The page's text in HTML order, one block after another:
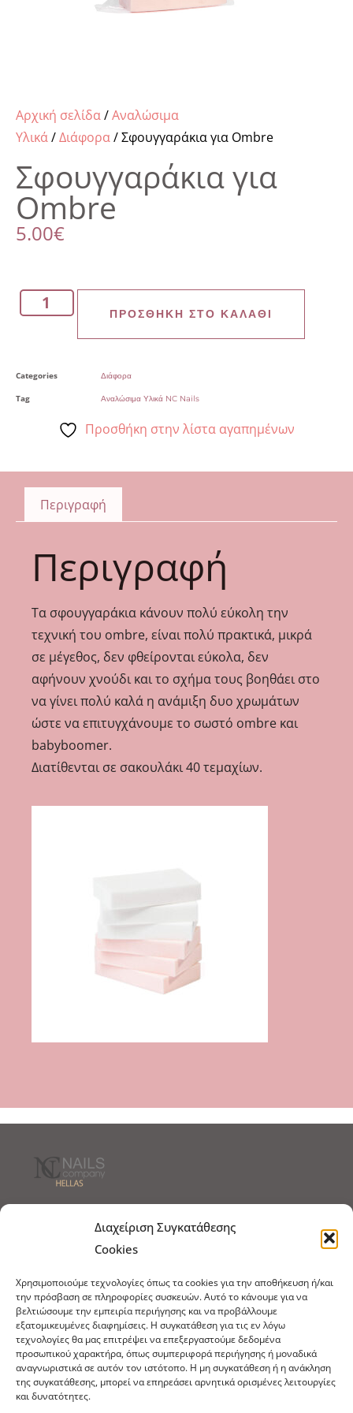
Διαχείριση Συγκατάθεσης
Cookies
Χρησιμοποιούμε τεχνολογίες όπως τα cookies για την αποθήκευση ή/και
την πρόσβαση σε πληροφορίες συσκευών. Αυτό το κάνουμε για να
βελτιώσουμε την εμπειρία περιήγησης και να προβάλλουμε
εξατομικευμένες διαφημίσεις. Η συγκατάθεση για τις εν λόγω
τεχνολογίες θα μας επιτρέψει να επεξεργαστούμε δεδομένα
προσωπικού χαρακτήρα, όπως συμπεριφορά περιήγησης ή μοναδικά
αναγνωριστικά σε αυτόν τον ιστότοπο. Η μη συγκατάθεση ή η ανάκληση
της συγκατάθεσης, μπορεί να επηρεάσει αρνητικά ορισμένες λειτουργίες
και δυνατότητες.
Αρχική σελίδα/Αναλώσιμα
Υλικά/Διάφορα/ Σφουγγαράκια για Ombre
Σφουγγαράκια για
Ombre
5.00€
ΠΡΟΣΘΉΚΗ ΣΤΟ ΚΑΛΆΘΙ
Categories Διάφορα
Tag Αναλώσιμα Υλικά NC Nails
Προσθήκη στην λίστα αγαπημένων
Περιγραφή
Περιγραφή
Τα σφουγγαράκια κάνουν πολύ εύκολη την
τεχνική του ombre, είναι πολύ πρακτικά, μικρά
σε μέγεθος, δεν φθείρονται εύκολα, δεν
αφήνουν χνούδι και το σχήμα τους βοηθάει στο
να γίνει πολύ καλά η ανάμιξη δυο χρωμάτων
ώστε να επιτυγχάνουμε το σωστό ombre και
babyboomer.
Διατίθενται σε σακουλάκι 40 τεμαχίων.
Τρόποι Παραγγελίας
Πολιτική Cookies
Εμπόριο Ειδών Ονυχοπλαστικής, Καλλωπισμού
άκρων και αξεσουάρ
τηλ: 213-0415386
info@ncnails.gr